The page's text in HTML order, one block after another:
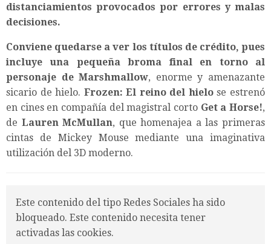
distanciamientos provocados por errores y malas
decisiones.
Conviene quedarse a ver los títulos de crédito, pues
incluye una pequeña broma final en torno al
personaje de Marshmallow, enorme y amenazante
sicario de hielo. Frozen: El reino del hielose estrenó
en cines en compañía del magistral corto Get a Horse!,
de Lauren McMullan, que homenajea a las primeras
cintas de Mickey Mouse mediante una imaginativa
utilización del 3D moderno.
Este contenido del tipo Redes Sociales ha sido
bloqueado. Este contenido necesita tener
activadas las cookies.